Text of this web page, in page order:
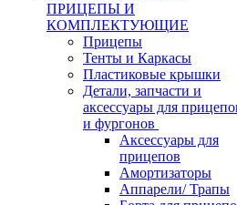
ПРИЦЕПЫ И
КОМПЛЕКТУЮЩИЕ
Прицепы
Тенты и Каркасы
Пластиковые крышки
Детали, запчасти и
аксессуары для
и фургонов
Аксессуары для
прицепов
Амортизаторы
Аппарели/ Трапы